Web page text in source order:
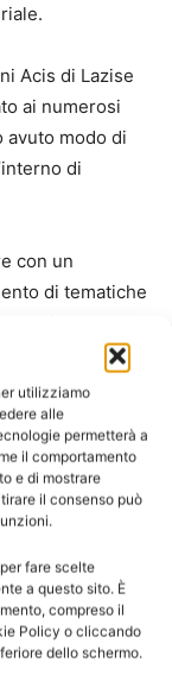
utilizziamo
alle
permetterà a
il comportamento
e di mostrare
il consenso può
fare scelte
a questo sito. È
compreso il
Policy o cliccando
dello schermo.
Acis di Lazise
ai numerosi
avuto modo di
di
con un
di tematiche
sulla direttiva
hanno
di
anche di
l’intervento di
grazie alle
di incontri. Il
anche legato al
formule e